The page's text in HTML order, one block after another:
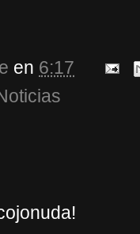
en 6:17